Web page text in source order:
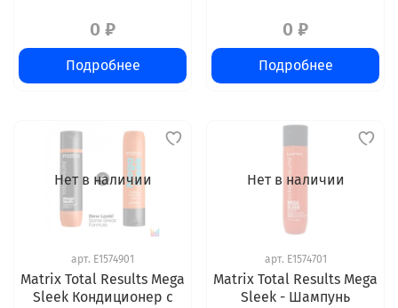
0 ₽
Подробнее
0 ₽
Подробнее
Нет в наличии
арт. E1574901
Matrix Total Results Mega
Sleek Кондиционер с
Нет в наличии
арт. E1574701
Matrix Total Results Mega
Sleek - Шампунь